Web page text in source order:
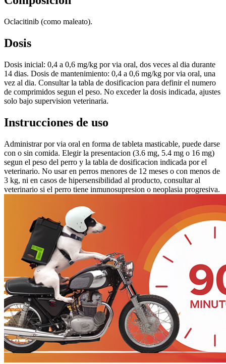
Oclacitinib (como maleato).
Dosis
Dosis inicial: 0,4 a 0,6 mg/kg por via oral, dos veces al dia durante
14 dias. Dosis de mantenimiento: 0,4 a 0,6 mg/kg por via oral, una
vez al dia. Consultar la tabla de dosificacion para definir el numero
de comprimidos segun el peso. No exceder la dosis indicada, ajustes
solo bajo supervision veterinaria.
Instrucciones de uso
Administrar por via oral en forma de tableta masticable, puede darse
con o sin comida. Elegir la presentacion (3.6 mg, 5.4 mg o 16 mg)
segun el peso del perro y la tabla de dosificacion indicada por el
veterinario. No usar en perros menores de 12 meses o con menos de
3 kg, ni en casos de hipersensibilidad al producto, consultar al
veterinario si el perro tiene inmunosupresion o neoplasia progresiva.